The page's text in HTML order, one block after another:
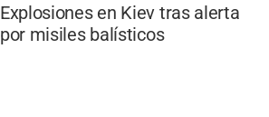
Explosiones en Kiev tras alerta
por misiles balísticos